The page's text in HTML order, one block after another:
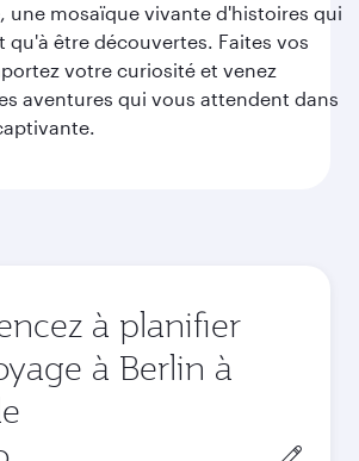
une mosaïque vivante d'histoires qui
qu'à être découvertes. Faites vos
votre curiosité et venez
aventures qui vous attendent dans
à planifier
à Berlin à